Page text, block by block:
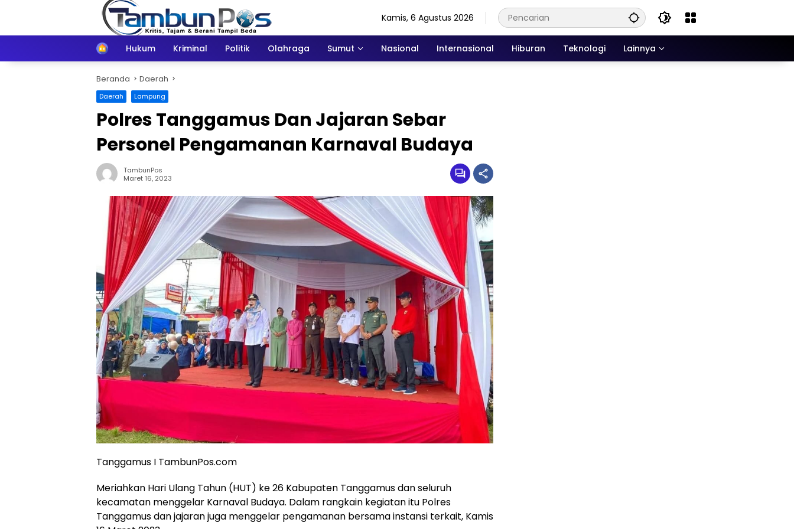
Kamis, 6 Agustus 2026
HomeHukum Kriminal Politik Olahraga Sumut Nasional Internasional Hiburan Teknologi Lainnya
Beranda Daerah
Daerah Lampung
Polres Tanggamus Dan Jajaran Sebar
Personel Pengamanan Karnaval Budaya
TambunPos
Maret 16, 2023
Tanggamus I TambunPos.com
Meriahkan Hari Ulang Tahun (HUT) ke 26 Kabupaten Tanggamus dan seluruh
kecamatan menggelar Karnaval Budaya. Dalam rangkain kegiatan itu Polres
Tanggamus dan jajaran juga menggelar pengamanan bersama instansi terkait, Kamis